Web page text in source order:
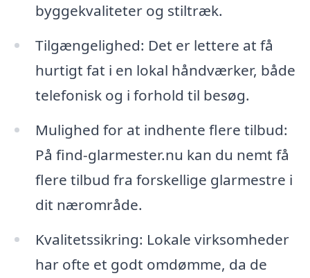
byggekvaliteter og stiltræk.
Tilgængelighed: Det er lettere at få
hurtigt fat i en lokal håndværker, både
telefonisk og i forhold til besøg.
Mulighed for at indhente flere tilbud:
På find-glarmester.nu kan du nemt få
flere tilbud fra forskellige glarmestre i
dit nærområde.
Kvalitetssikring: Lokale virksomheder
har ofte et godt omdømme, da de